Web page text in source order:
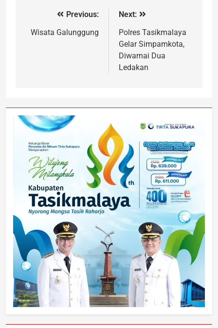
Previous:
Wisata Galunggung
Next:
Polres Tasikmalaya
Gelar Simpamkota,
Diwarnai Dua
Ledakan